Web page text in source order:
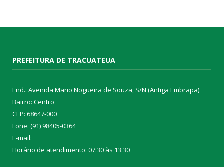
PREFEITURA DE TRACUATEUA
End.: Avenida Mario Nogueira de Souza, S/N (Antiga Embrapa)
Bairro: Centro
CEP: 68647-000
Fone: (91) 98405-0364
E-mail:
Horário de atendimento: 07:30 às 13:30